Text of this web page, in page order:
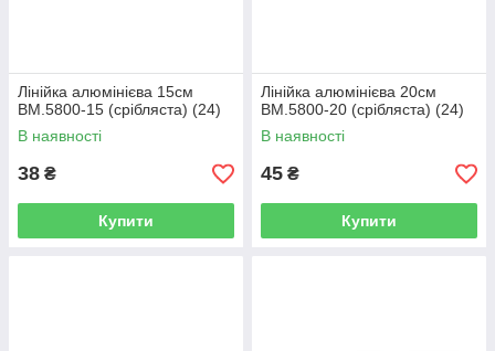
Лінійка алюмінієва 15см
BM.5800-15 (срібляста) (24)
В наявності
38 ₴
Купити
Лінійка алюмінієва 20см
BM.5800-20 (срібляста) (24)
В наявності
45 ₴
Купити